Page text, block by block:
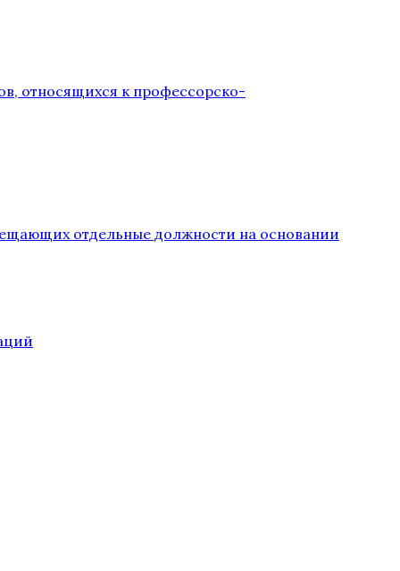
относящихся к профессорско-
отдельные должности на основании